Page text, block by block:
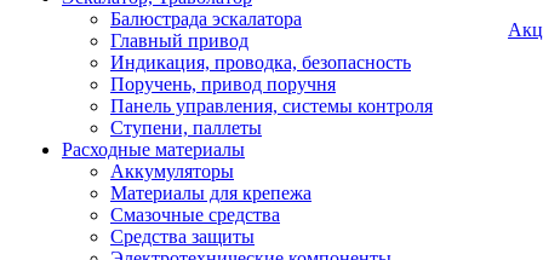
Балюстрада эскалатора
Главный привод
Индикация, проводка, безопасность
Поручень, привод поручня
Панель управления, системы контроля
Ступени, паллеты
Расходные материалы
Аккумуляторы
Материалы для крепежа
Смазочные средства
Средства защиты